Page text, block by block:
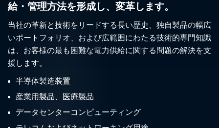
給・管理方法を形成し、変革します。
当社の革新と技術をリードする長い歴史、独自製品の幅広
いポートフォリオ、および広範囲にわたる技術的専門知識
は、お客様の最も困難な電力供給に関する問題の解決を支
援します。
半導体製造装置
産業用製品、医療製品
データセンターコンピューティング